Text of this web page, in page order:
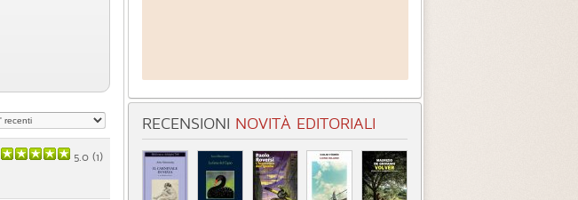
5.0 (1)
RECENSIONI NOVITÀ EDITORIALI